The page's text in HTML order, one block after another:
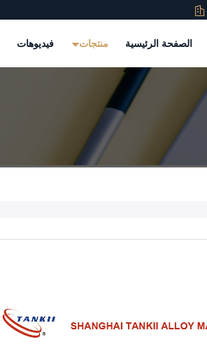
الصفحة الرئيسية منتجات فيديوهات